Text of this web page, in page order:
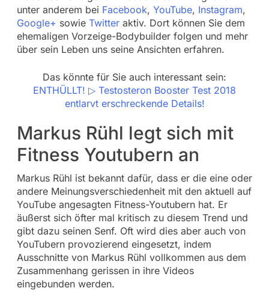
unter anderem bei Facebook, YouTube, Instagram,
Google+ sowie Twitteraktiv. Dort können Sie dem
ehemaligen Vorzeige-Bodybuilder folgen und mehr
über sein Leben uns seine Ansichten erfahren.
Das könnte für Sie auch interessant sein:
ENTHÜLLT! ▷ Testosteron Booster Test 2018
entlarvt erschreckende Details!
Markus Rühl legt sich mit
Fitness Youtubern an
Markus Rühl ist bekannt dafür, dass er die eine oder
andere Meinungsverschiedenheit mit den aktuell auf
YouTube angesagten Fitness-Youtubern hat. Er
äußerst sich öfter mal kritisch zu diesem Trend und
gibt dazu seinen Senf. Oft wird dies aber auch von
YouTubern provozierend eingesetzt, indem
Ausschnitte von Markus Rühl vollkommen aus dem
Zusammenhang gerissen in ihre Videos
eingebunden werden.